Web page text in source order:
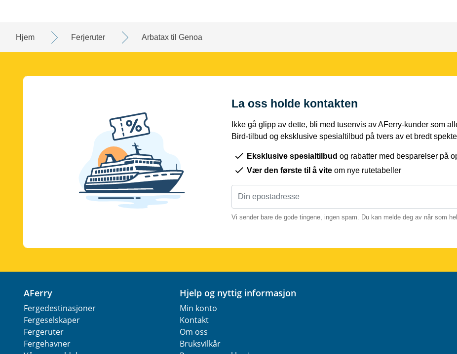
Hjem Ferjeruter Arbatax til Genoa
La oss holde kontakten
Ikke gå glipp av dette, bli med tusenvis av AFerry-kunder som
Bird-tilbud og eksklusive spesialtilbud på tvers av et bredt
Eksklusive spesialtilbud og rabatter med besparelser på
Vær den første til å vite om nye rutetabeller
Vi sender bare de gode tingene, ingen spam. Du kan melde deg av når som
AFerry
Fergedestinasjoner
Fergeselskaper
Fergeruter
Fergehavner
Hjelp og nyttig informasjon
Min konto
Kontakt
Om oss
Bruksvilkår